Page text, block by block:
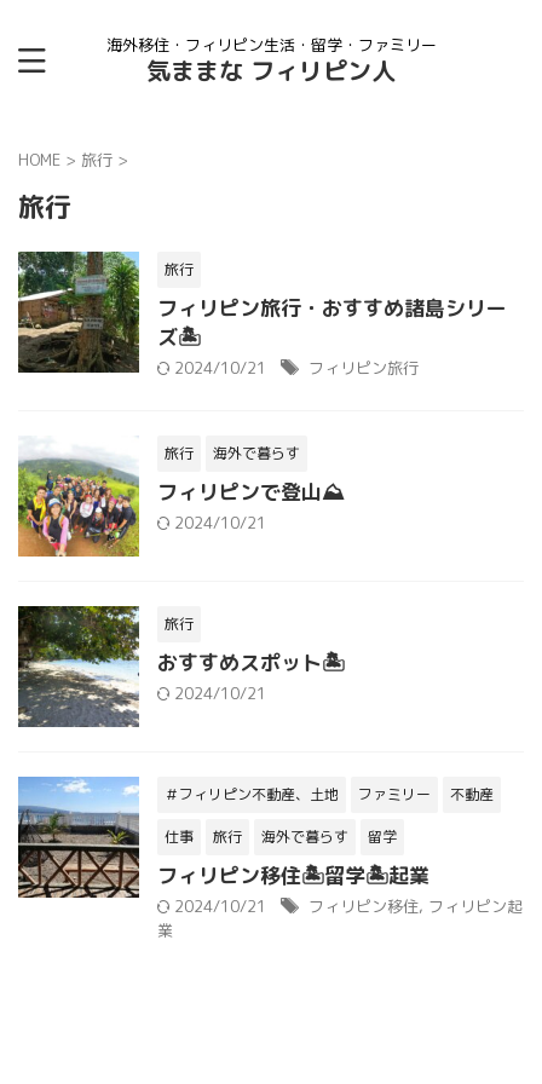
海外移住・フィリピン生活・留学・ファミリー
気ままな フィリピン人
HOME > 旅行 >
旅行
旅行
フィリピン旅行・おすすめ諸島シリー
ズ🏝
2024/10/21 フィリピン旅行
旅行 海外で暮らす
フィリピンで登山⛰
2024/10/21
旅行
おすすめスポット🏝
2024/10/21
＃フィリピン不動産、土地 ファミリー 不動産
仕事 旅行 海外で暮らす 留学
フィリピン移住🏝留学🏝起業
2024/10/21 フィリピン移住, フィリピン起
業